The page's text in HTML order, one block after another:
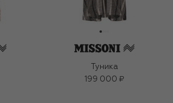
Туника
199 000 ₽